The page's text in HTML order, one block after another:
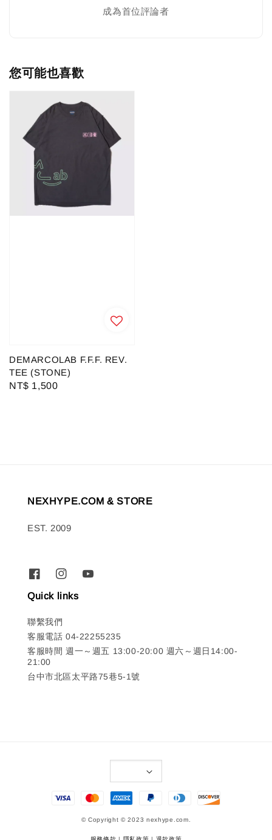
成為首位評論者
您可能也喜歡
DEMARCOLAB F.F.F. REV.
TEE (STONE)
Regular
NT$ 1,500
NEXHYPE.COM & STORE
EST. 2009
Quick links
聯繫我們
客服電話 04-22255235
客服時間 週一～週五 13:00-20:00 週六～週日14:00-
21:00
台中市北區太平路75巷5-1號
© Copyright © 2023 nexhype.com.